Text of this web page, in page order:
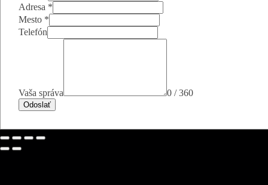
Adresa *
Mesto *
Telefón
Vaša správa 0 / 360
Odoslať